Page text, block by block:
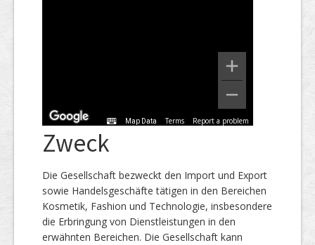
Map Data Terms Report a problem
Zweck
Die Gesellschaft bezweckt den Import und Export
sowie Handelsgeschäfte tätigen in den Bereichen
Kosmetik, Fashion und Technologie, insbesondere
die Erbringung von Dienstleistungen in den
erwähnten Bereichen. Die Gesellschaft kann